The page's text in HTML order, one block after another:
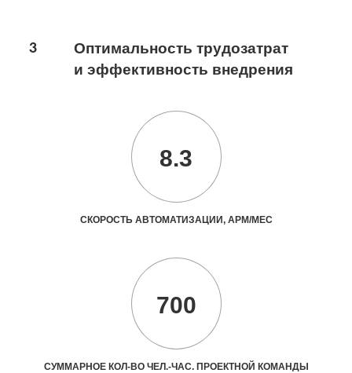
3
Оптимальность трудозатрат
и эффективность внедрения
8.3
СКОРОСТЬ АВТОМАТИЗАЦИИ, АРМ/МЕС
700
СУММАРНОЕ КОЛ-ВО ЧЕЛ.-ЧАС. ПРОЕКТНОЙ КОМАНДЫ